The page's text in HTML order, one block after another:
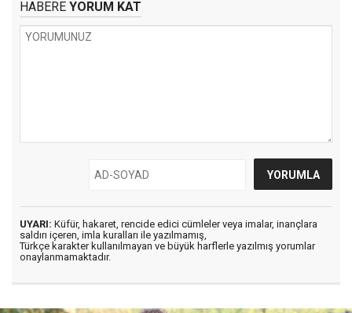
HABERE YORUM KAT
UYARI: Küfür, hakaret, rencide edici cümleler veya imalar, inançlara
saldırı içeren, imla kuralları ile yazılmamış,
Türkçe karakter kullanılmayan ve büyük harflerle yazılmış yorumlar
onaylanmamaktadır.